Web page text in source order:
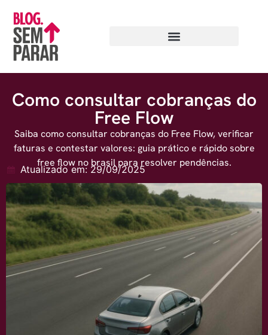
Como consultar cobranças do
Free Flow
Saiba como consultar cobranças do Free Flow, verificar
faturas e contestar valores: guia prático e rápido sobre
free flow no brasil​ para resolver pendências.
Atualizado em: 29/09/2025